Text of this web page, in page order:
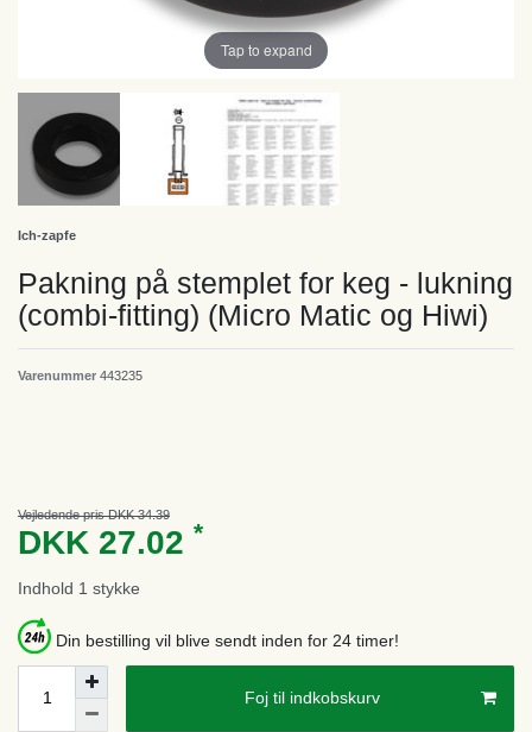
Tap to expand
Ich-zapfe
Pakning på stemplet for keg - lukning
(combi-fitting) (Micro Matic og Hiwi)
Varenummer 443235
Vejledende pris DKK 34.39
DKK 27.02 *
Indhold 1 stykke
Din bestilling vil blive sendt inden for 24 timer!
Foj til indkobskurv